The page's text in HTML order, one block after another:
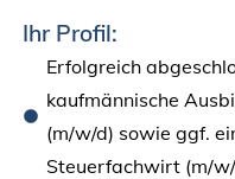
Ihr Profil:
Erfolgreich
kaufmännische
(m/w/d) sowie ggf.
Steuerfachwirt (m/